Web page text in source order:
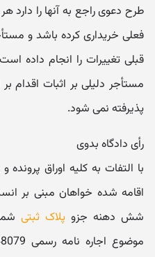
طرح دعوی راجع به آنها را
فعلی خریداری کرده باشد و
قبلی تغییرات را انجام داده
مستأجر دلیلی بر اثبات اقدام
پذیرفته نمی شود.
رأی دادگاه بدوی
با التفات به کلیه اوراق
اقامه شده خواهان مبنی بر
شش دهنه جزو پلاک ثبتی